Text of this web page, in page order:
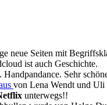
neue Seiten mit
ist auch Geschichte.
. Handpandance. Sehr
von Lena Wendt und Uli
unterwegs!!